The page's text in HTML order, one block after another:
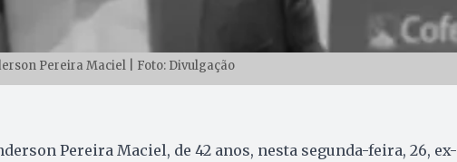
Pereira Maciel | Foto: Divulgação
Pereira Maciel, de 42 anos, nesta segunda-feira, 26, ex-